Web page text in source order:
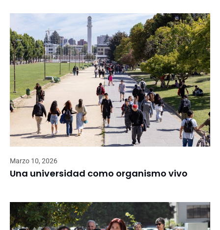
Marzo 10, 2026
Una universidad como organismo vivo